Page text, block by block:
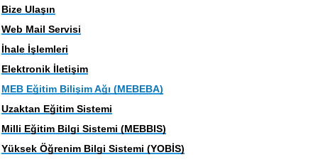
Bize Ulaşın
Web Mail Servisi
İhale İşlemleri
Elektronik İletişim
MEB Eğitim Bilişim Ağı (MEBEBA)
Uzaktan Eğitim Sistemi
Milli Eğitim Bilgi Sistemi (MEBBIS)
Yüksek Öğrenim Bilgi Sistemi (YOBİS)